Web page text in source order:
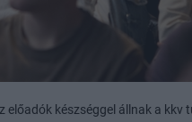
készséggel állnak a kkv